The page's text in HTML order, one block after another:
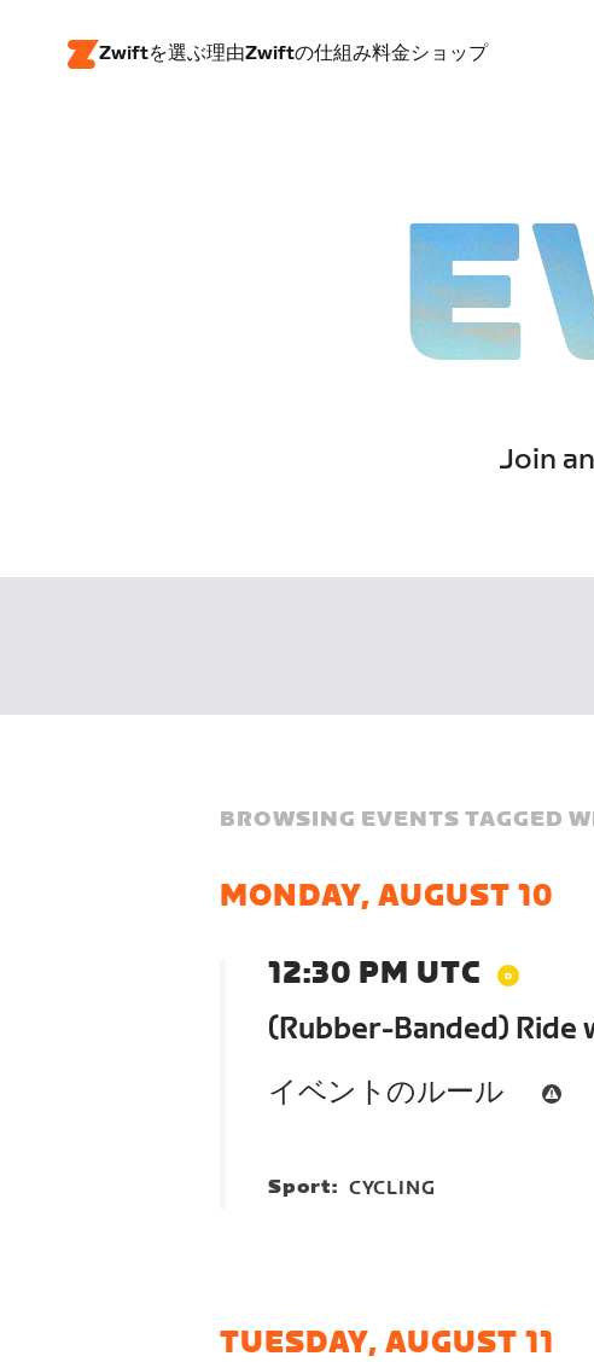
Zwiftを選ぶ理由Zwiftの仕組み料金ショップ
Join
BROWSING EVENTS TAGGED
MONDAY, AUGUST 10
12:30 PM UTC
(Rubber-Banded) Ride
イベントのルール
Sport: CYCLING
TUESDAY, AUGUST 11